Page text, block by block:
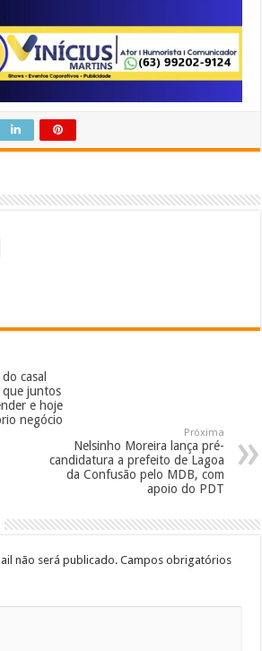
casal
que juntos
e hoje
negócio
Próxima
Nelsinho Moreira lança pré-
candidatura a prefeito de Lagoa
da Confusão pelo MDB, com
apoio do PDT
não será publicado. Campos obrigatórios